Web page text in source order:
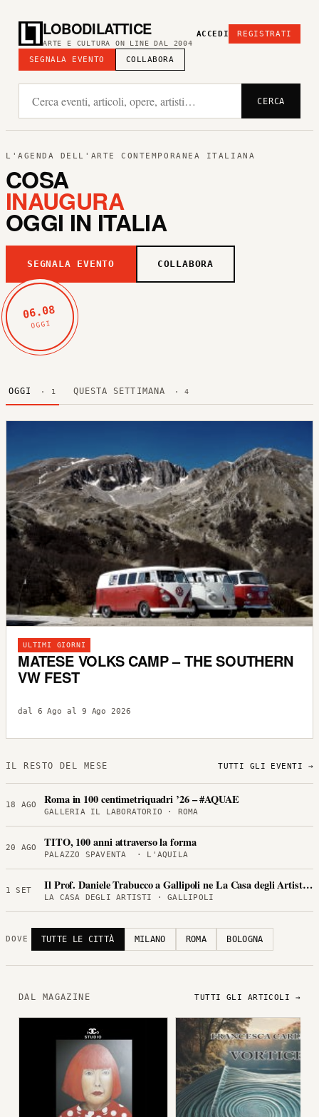
LOBODILATTICE
ARTE E CULTURA ON LINE DAL 2004
SEGNALA EVENTO COLLABORA
ACCEDI REGISTRATI
CERCA
L'AGENDA DELL'ARTE CONTEMPORANEA ITALIANA
COSA
INAUGURA
OGGI IN ITALIA
SEGNALA EVENTO COLLABORA
06.08
OGGI
OGGI · 1 QUESTA SETTIMANA · 4
ULTIMI GIORNI
MATESE VOLKS CAMP – THE SOUTHERN
VW FEST
dal 6 Ago al 9 Ago 2026
IL RESTO DEL MESE TUTTI GLI EVENTI →
18 AGO Roma in 100 centimetriquadri ’26 – #AQUAE
GALLERIA IL LABORATORIO · ROMA
20 AGO TITO, 100 anni attraverso la forma
PALAZZO SPAVENTA · L'AQUILA
1 SET Il Prof. Daniele Trabucco a Gallipoli ne La Casa degli Artisti
LA CASA DEGLI ARTISTI · GALLIPOLI
DOVE TUTTE LE CITTÀ MILANO ROMA BOLOGNA
DAL MAGAZINE TUTTI GLI ARTICOLI →